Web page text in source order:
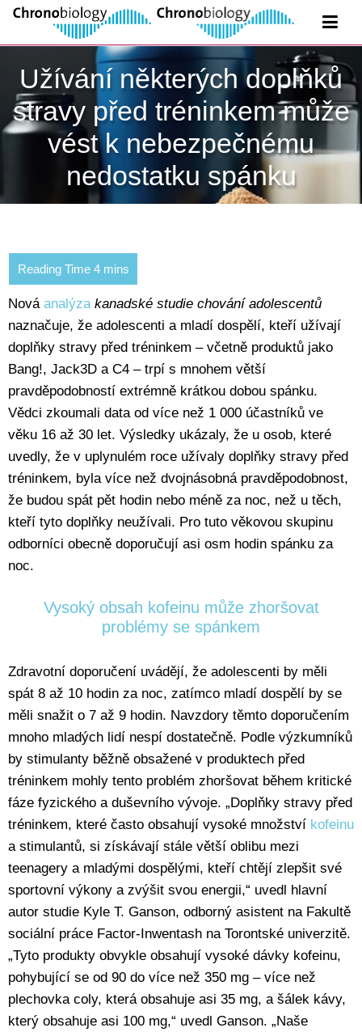
Užívání některých doplňků
stravy před tréninkem může
vést k nebezpečnému
nedostatku spánku
Nová analýza kanadské studie chování adolescentů
naznačuje, že adolescenti a mladí dospělí, kteří užívají
doplňky stravy před tréninkem – včetně produktů jako
Bang!, Jack3D a C4 – trpí s mnohem větší
pravděpodobností extrémně krátkou dobou spánku.
Vědci zkoumali data od více než 1 000 účastníků ve
věku 16 až 30 let. Výsledky ukázaly, že u osob, které
uvedly, že v uplynulém roce užívaly doplňky stravy před
tréninkem, byla více než dvojnásobná pravděpodobnost,
že budou spát pět hodin nebo méně za noc, než u těch,
kteří tyto doplňky neužívali. Pro tuto věkovou skupinu
odborníci obecně doporučují asi osm hodin spánku za
noc.
Vysoký obsah kofeinu může zhoršovat
problémy se spánkem
Zdravotní doporučení uvádějí, že adolescenti by měli
spát 8 až 10 hodin za noc, zatímco mladí dospělí by se
měli snažit o 7 až 9 hodin. Navzdory těmto doporučením
mnoho mladých lidí nespí dostatečně. Podle výzkumníků
by stimulanty běžně obsažené v produktech před
tréninkem mohly tento problém zhoršovat během kritické
fáze fyzického a duševního vývoje. „Doplňky stravy před
tréninkem, které často obsahují vysoké množství kofeinu
a stimulantů, si získávají stále větší oblibu mezi
teenagery a mladými dospělými, kteří chtějí zlepšit své
sportovní výkony a zvýšit svou energii,“ uvedl hlavní
autor studie Kyle T. Ganson, odborný asistent na Fakultě
sociální práce Factor-Inwentash na Torontské univerzitě.
„Tyto produkty obvykle obsahují vysoké dávky kofeinu,
pohybující se od 90 do více než 350 mg – více než
plechovka coly, která obsahuje asi 35 mg, a šálek kávy,
který obsahuje asi 100 mg,“ uvedl Ganson. „Naše